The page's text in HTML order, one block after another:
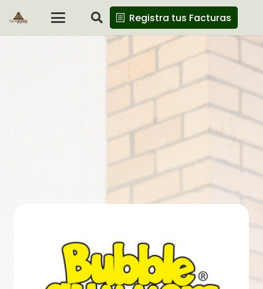
Registra tus Facturas